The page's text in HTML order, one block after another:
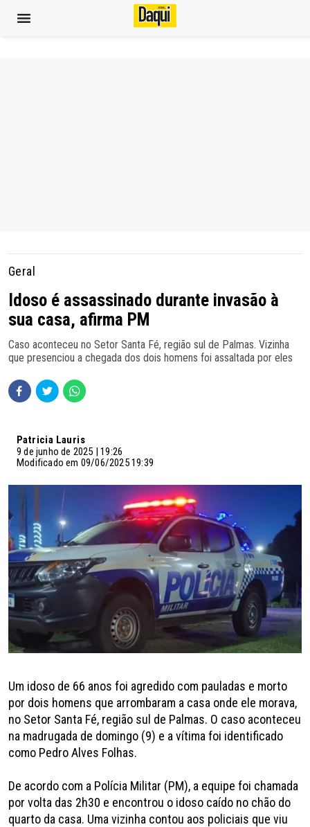
Geral
Idoso é assassinado durante invasão à
sua casa, afirma PM
Caso aconteceu no Setor Santa Fé, região sul de Palmas. Vizinha
que presenciou a chegada dos dois homens foi assaltada por eles
Patricia Lauris
9 de junho de 2025 | 19:26
Modificado em 09/06/2025 19:39
Um idoso de 66 anos foi agredido com pauladas e morto
por dois homens que arrombaram a casa onde ele morava,
no Setor Santa Fé, região sul de Palmas. O caso aconteceu
na madrugada de domingo (9) e a vítima foi identificado
como Pedro Alves Folhas.
De acordo com a Polícia Militar (PM), a equipe foi chamada
por volta das 2h30 e encontrou o idoso caído no chão do
quarto da casa. Uma vizinha contou aos policiais que viu